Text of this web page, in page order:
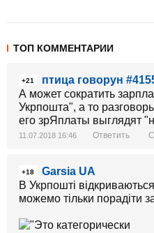
ТОП КОММЕНТАРИИ
+21
птица говорун
А может сократить
Укрпошта", а то
его зрЯплаты выглядят
11.07.2018 16:46 Ответить
+18
Garsia UA
В Укрпошті
можемо тільки порадіти